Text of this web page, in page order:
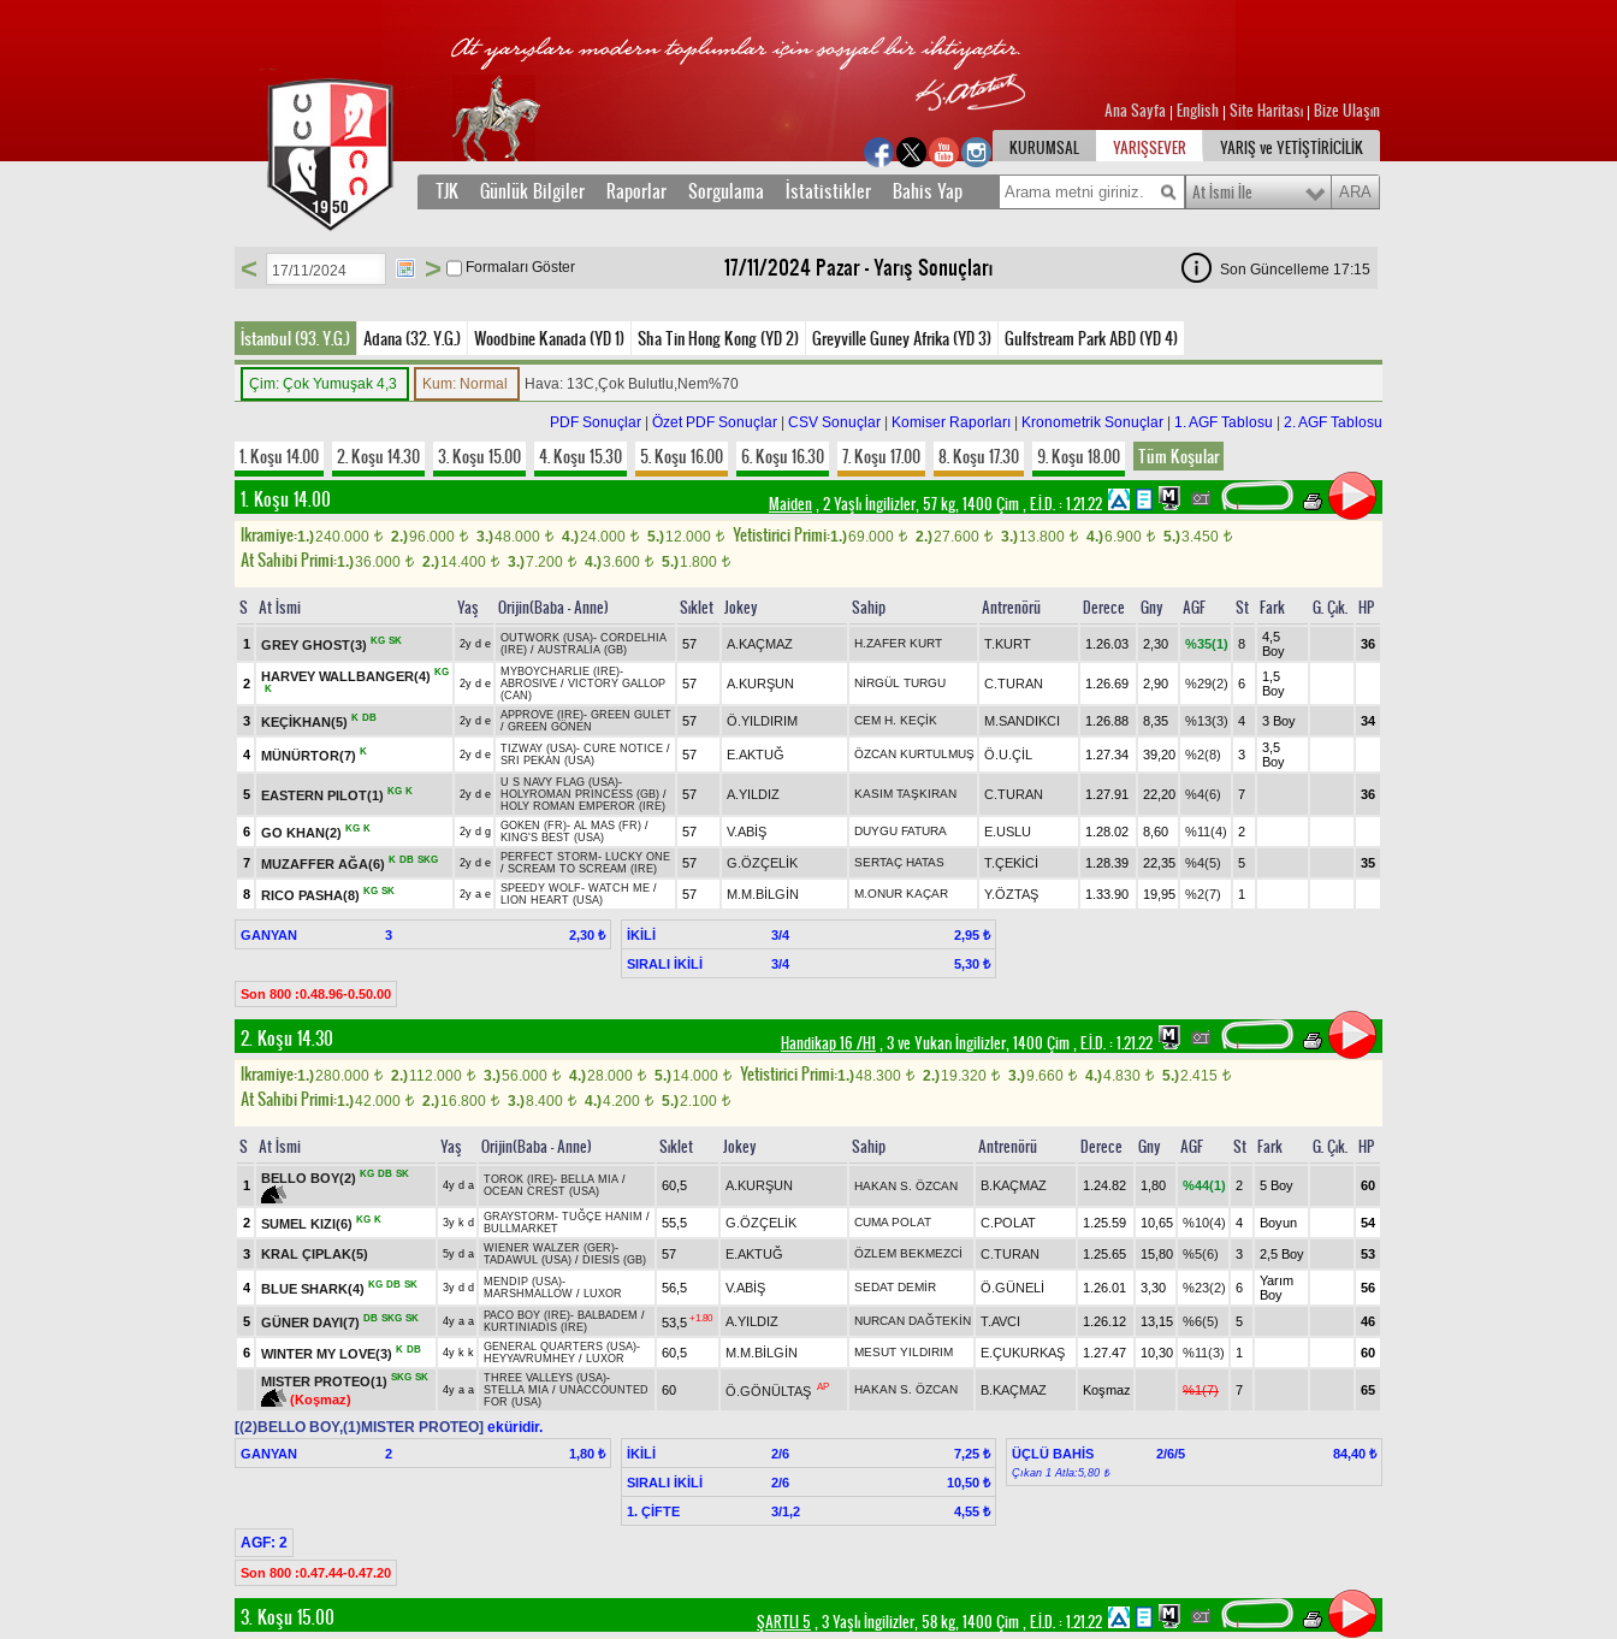
Ana Sayfa English Site Haritası Bize Ulaşın
KURUMSAL
YARIŞSEVER YARIŞ ve YETİŞTİRİCİLİK
TJK Günlük Bilgiler Raporlar Sorgulama İstatistikler Bahis Yap At İsmi İle
17/11/2024 Pazar - Yarış Sonuçları
< > Formaları Göster Son Güncelleme 17:15
İstanbul (93. Y.G.) Adana (32. Y.G.) Woodbine Kanada (YD 1) Sha Tin Hong Kong (YD 2) Greyville Guney Afrika (YD 3) Gulfstream Park ABD (YD 4)
Çim: Çok Yumuşak 4,3 Kum: Normal Hava: 13C,Çok Bulutlu,Nem%70
PDF Sonuçlar Özet PDF Sonuçlar CSV Sonuçlar Komiser Raporları Kronometrik Sonuçlar 1. AGF Tablosu 2. AGF Tablosu
1. Koşu 14.00 2. Koşu 14.30 3. Koşu 15.00 4. Koşu 15.30 5. Koşu 16.00 6. Koşu 16.30 7. Koşu 17.00 8. Koşu 17.30 9. Koşu 18.00 Tüm Koşular
1. Koşu 14.00 Maiden, 2 Yaşlı İngilizler, 57 kg, 1400 Çim,E.İ.D. :1.21.22
Ikramiye:1.)240.000 t 2.)96.000 t 3.)48.000 t 4.)24.000 t 5.)12.000 t Yetistirici Primi:1.)69.000 t 2.)27.600 t 3.)13.800 t 4.)6.900 t 5.)3.450 t
At Sahibi Primi:1.)36.000 t 2.)14.400 t 3.)7.200 t 4.)3.600 t 5.)1.800 t
S At İsmi Yaş Orijin(Baba - Anne) Sıklet Jokey Sahip Antrenörü Derece Gny AGF St Fark G. Çık. HP
1 GREY GHOST(3) KG SK 2y d e OUTWORK (USA)- CORDELHIA
(IRE) / AUSTRALIA (GB) 57 A.KAÇMAZ H.ZAFER KURT T.KURT 1.26.03 2,30 %35(1) 8
4,5
Boy
36
2
HARVEY WALLBANGER(4) KG
K
2y d e
MYBOYCHARLIE (IRE)-
ABROSIVE / VICTORY GALLOP
(CAN)
57 A.KURŞUN NİRGÜL TURGU C.TURAN 1.26.69 2,90 %29(2) 6
1,5
Boy
3 KEÇİKHAN(5) K DB 2y d e APPROVE (IRE)- GREEN GULET
/ GREEN GÖNEN 57 Ö.YILDIRIM CEM H. KEÇİK M.SANDIKCI 1.26.88 8,35 %13(3) 4 3 Boy 34
4 MÜNÜRTOR(7) K 2y d e TIZWAY (USA)- CURE NOTICE /
SRI PEKAN (USA)
57 E.AKTUĞ ÖZCAN KURTULMUŞ Ö.U.ÇİL 1.27.34 39,20 %2(8) 3
3,5
Boy
5 EASTERN PILOT(1) KG K 2y d e
U S NAVY FLAG (USA)-
HOLYROMAN PRINCESS (GB) /
HOLY ROMAN EMPEROR (IRE)
57 A.YILDIZ KASIM TAŞKIRAN C.TURAN 1.27.91 22,20 %4(6) 7 36
6 GO KHAN(2) KG K 2y d g GOKEN (FR)- AL MAS (FR) /
KING'S BEST (USA)
57 V.ABİŞ DUYGU FATURA E.USLU 1.28.02 8,60 %11(4) 2
7 MUZAFFER AĞA(6) K DB SKG 2y d e PERFECT STORM - LUCKY ONE
/ SCREAM TO SCREAM (IRE) 57 G.ÖZÇELİK SERTAÇ HATAS T.ÇEKİCİ 1.28.39 22,35 %4(5) 5 35
8 RICO PASHA(8) KG SK 2y a e SPEEDY WOLF- WATCH ME /
LION HEART (USA)
57 M.M.BİLGİN M.ONUR KAÇAR Y.ÖZTAŞ 1.33.90 19,95 %2(7) 1
GANYAN 3 2,30 ₺ İKİLİ 3/4
2,95 ₺
SIRALI İKİLİ
3/4 5,30 ₺
Son 800 :0.48.96-0.50.00
2. Koşu 14.30 Handikap 16 /H1 , 3 ve Yukarı İngilizler, 1400 Çim,E.İ.D. :1.21.22
Ikramiye:1.)280.000 t 2.)112.000 t 3.)56.000 t 4.)28.000 t 5.)14.000 t Yetistirici Primi:1.)48.300 t 2.)19.320 t 3.)9.660 t 4.)4.830 t 5.)2.415 t
At Sahibi Primi:1.)42.000 t 2.)16.800 t 3.)8.400 t 4.)4.200 t 5.)2.100 t
S At İsmi Yaş Orijin(Baba - Anne) Sıklet Jokey Sahip Antrenörü Derece Gny AGF St Fark G. Çık. HP
1
BELLO BOY(2) KG DB SK
4y d a TOROK (IRE)- BELLA MIA /
OCEAN CREST (USA)
60,5 A.KURŞUN HAKAN S. ÖZCAN B.KAÇMAZ 1.24.82 1,80 %44(1) 2 5 Boy 60
2 SUMEL KIZI(6) KG K 3y k d GRAYSTORM - TUĞÇE HANIM /
BULLMARKET
55,5 G.ÖZÇELİK CUMA POLAT C.POLAT 1.25.59 10,65 %10(4) 4 Boyun 54
3 KRAL ÇIPLAK(5) 5y d a WIENER WALZER (GER)-
TADAWUL (USA) / DIESIS (GB) 57 E.AKTUĞ ÖZLEM BEKMEZCİ C.TURAN 1.25.65 15,80 %5(6) 3 2,5 Boy 53
4 BLUE SHARK(4) KG DB SK 3y d d MENDIP (USA)-
MARSHMALLOW / LUXOR 56,5 V.ABİŞ SEDAT DEMİR Ö.GÜNELİ 1.26.01 3,30 %23(2) 6
Yarım
Boy
56
5 GÜNER DAYI(7) DB SKG SK 4y a a PACO BOY (IRE)- BALBADEM /
KURTINIADIS (IRE)
53,5 +1.80 A.YILDIZ NURCAN DAĞTEKİN T.AVCI 1.26.12 13,15 %6(5) 5 46
6 WINTER MY LOVE(3) K DB 4y k k GENERAL QUARTERS (USA)-
HEYYAVRUMHEY / LUXOR 60,5 M.M.BİLGİN MESUT YILDIRIM E.ÇUKURKAŞ 1.27.47 10,30 %11(3) 1
60
MISTER PROTEO(1) SKG SK
(Koşmaz)
4y a a
THREE VALLEYS (USA)-
STELLA MIA / UNACCOUNTED
FOR (USA)
60 Ö.GÖNÜLTAŞ AP HAKAN S. ÖZCAN B.KAÇMAZ Koşmaz %1(7) 7 65
[(2)BELLO BOY,(1)MISTER PROTEO] eküridir.
GANYAN 2 1,80 ₺ İKİLİ 2/6
7,25 ₺
SIRALI İKİLİ
2/6
10,50 ₺
1. ÇİFTE
3/1,2 4,55 ₺
ÜÇLÜ BAHİS 2/6/5 84,40 ₺
Çıkan 1 Atla:5,80 ₺
AGF: 2
Son 800 :0.47.44-0.47.20
3. Koşu 15.00 ŞARTLI 5 , 3 Yaşlı İngilizler, 58 kg, 1400 Çim,E.İ.D. :1.21.22